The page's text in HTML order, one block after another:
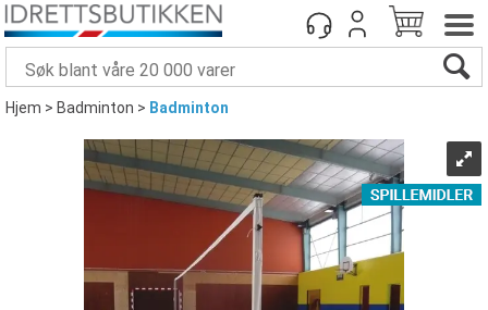
Hjem>Badminton> Badminton